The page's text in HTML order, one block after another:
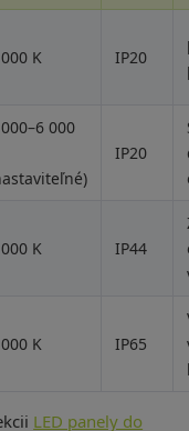
K IP20
000
IP20
K IP44
K IP65
LED panely do